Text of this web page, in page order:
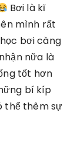
Bơi là kĩ
mình rất
bơi càng
nữa là
tốt hơn
bí kíp
thể thêm sự